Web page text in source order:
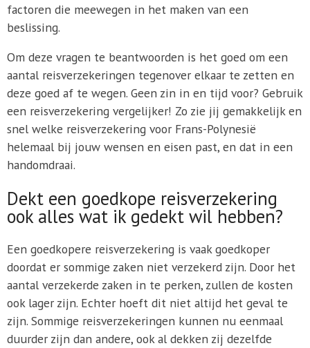
factoren die meewegen in het maken van een
beslissing.
Om deze vragen te beantwoorden is het goed om een
aantal reisverzekeringen tegenover elkaar te zetten en
deze goed af te wegen. Geen zin in en tijd voor? Gebruik
een reisverzekering vergelijker! Zo zie jij gemakkelijk en
snel welke reisverzekering voor Frans-Polynesië
helemaal bij jouw wensen en eisen past, en dat in een
handomdraai.
Dekt een goedkope reisverzekering
ook alles wat ik gedekt wil hebben?
Een goedkopere reisverzekering is vaak goedkoper
doordat er sommige zaken niet verzekerd zijn. Door het
aantal verzekerde zaken in te perken, zullen de kosten
ook lager zijn. Echter hoeft dit niet altijd het geval te
zijn. Sommige reisverzekeringen kunnen nu eenmaal
duurder zijn dan andere, ook al dekken zij dezelfde